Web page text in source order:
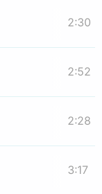
2:30
2:52
2:28
3:17